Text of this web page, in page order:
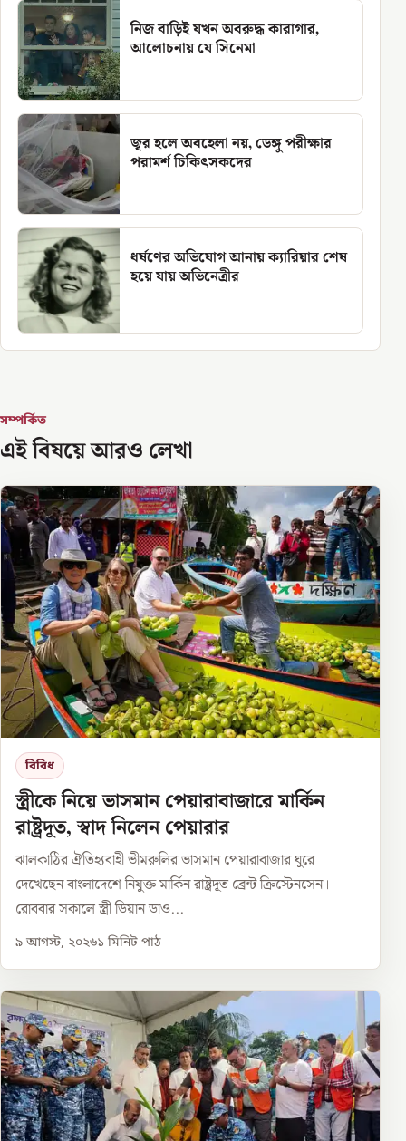
নিজ বাড়িই যখন অবরুদ্ধ কারাগার,
আলোচনায় যে সিনেমা
জ্বর হলে অবহেলা নয়, ডেঙ্গু পরীক্ষার
পরামর্শ চিকিৎসকদের
ধর্ষণের অভিযোগ আনায় ক্যারিয়ার শেষ
হয়ে যায় অভিনেত্রীর
সম্পর্কিত
এই বিষয়ে আরও লেখা
বিবিধ
স্ত্রীকে নিয়ে ভাসমান পেয়ারাবাজারে মার্কিন
রাষ্ট্রদূত, স্বাদ নিলেন পেয়ারার
ঝালকাঠির ঐতিহ্যবাহী ভীমরুলির ভাসমান পেয়ারাবাজার ঘুরে
দেখেছেন বাংলাদেশে নিযুক্ত মার্কিন রাষ্ট্রদূত ব্রেন্ট ক্রিস্টেনসেন।
রোববার সকালে স্ত্রী ডিয়ান ডাও...
৯ আগস্ট, ২০২৬১ মিনিট পাঠ